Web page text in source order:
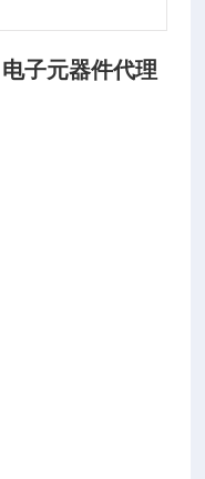
子元器件代理